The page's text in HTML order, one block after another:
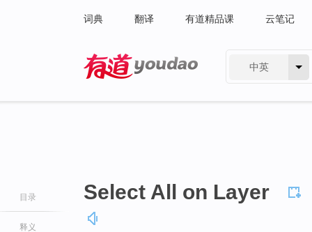
词典 翻译 有道精品课 云笔记
中英
目录
释义
Select All on Layer